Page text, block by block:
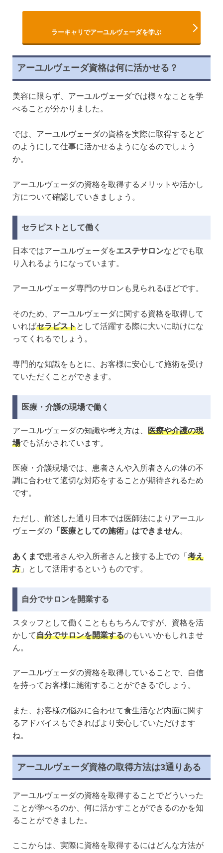
ラーキャリでアーユルヴェーダを学ぶ
アーユルヴェーダ資格は何に活かせる？
美容に限らず、アーユルヴェーダでは様々なことを学
べることが分かりました。
では、アーユルヴェーダの資格を実際に取得するとど
のようにして仕事に活かせるようになるのでしょう
か。
アーユルヴェーダの資格を取得するメリットや活かし
方について確認していきましょう。
セラピストとして働く
日本ではアーユルヴェーダをエステサロンなどでも取
り入れるようになっています。
アーユルヴェーダ専門のサロンも見られるほどです。
そのため、アーユルヴェーダに関する資格を取得して
いればセラピストとして活躍する際に大いに助けにな
ってくれるでしょう。
専門的な知識をもとに、お客様に安心して施術を受け
ていただくことができます。
医療・介護の現場で働く
アーユルヴェーダの知識や考え方は、 医療や介護の現
場でも活かされています。
医療・介護現場では、患者さんや入所者さんの体の不
調に合わせて適切な対応をすることが期待されるため
です。
ただし、前述した通り日本では医師法によりアーユル
ヴェーダの 「医療としての施術」はできません。
あくまで患者さんや入所者さんと接する上での「 考え
方 」として活用するというものです。
自分でサロンを開業する
スタッフとして働くことももちろんですが、資格を活
かして自分でサロンを開業するのもいいかもしれませ
ん。
アーユルヴェーダの資格を取得していることで、自信
を持ってお客様に施術することができるでしょう。
また、お客様の悩みに合わせて食生活など内面に関す
るアドバイスもできればより安心していただけます
ね。
アーユルヴェーダ資格の取得方法は3通りある
アーユルヴェーダの資格を取得することでどういった
ことが学べるのか、何に活かすことができるのかを知
ることができました。
ここからは、実際に資格を取得するにはどんな方法が